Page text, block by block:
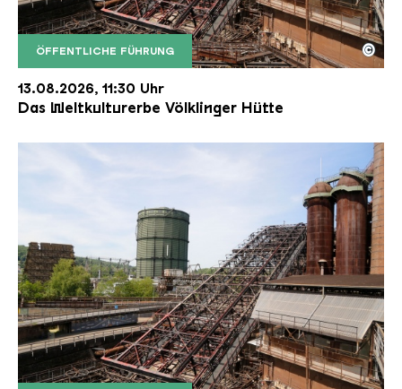
ÖFFENTLICHE FÜHRUNG
Der Erzschrägaufzug der Völklinger Hütte mit
Copyright: Weltkulturerbe Völklinger Hütte | Karl
©
13.08.2026, 11:30 Uhr
Das Weltkulturerbe Völklinger Hütte